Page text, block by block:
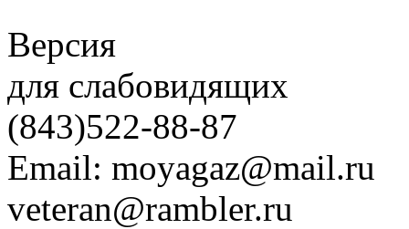
Версия
для слабовидящих
(843)522-88-87
Email: moyagaz@mail.ru
veteran@rambler.ru